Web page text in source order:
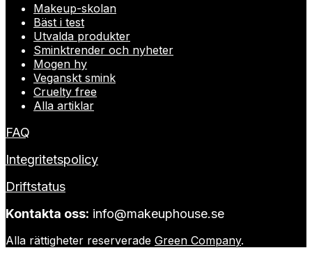
Makeup-skolan
Bäst i test
Utvalda produkter
Sminktrender och nyheter
Mogen hy
Veganskt smink
Cruelty free
Alla artiklar
FAQ
Integritetspolicy
Driftstatus
Kontakta oss: info@makeuphouse.se
Alla rättigheter reserverade Green Company.